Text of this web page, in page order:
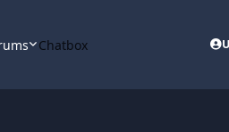
Chatbox